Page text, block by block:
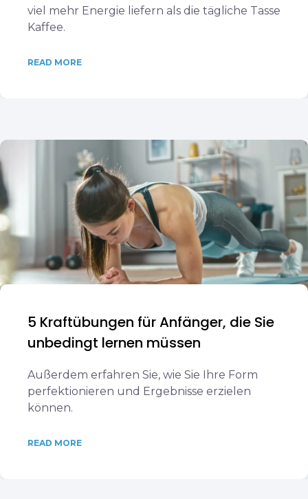
viel mehr Energie liefern als die tägliche Tasse
Kaffee.
READ MORE
5 Kraftübungen für Anfänger, die Sie
unbedingt lernen müssen
Außerdem erfahren Sie, wie Sie Ihre Form
perfektionieren und Ergebnisse erzielen
können.
READ MORE